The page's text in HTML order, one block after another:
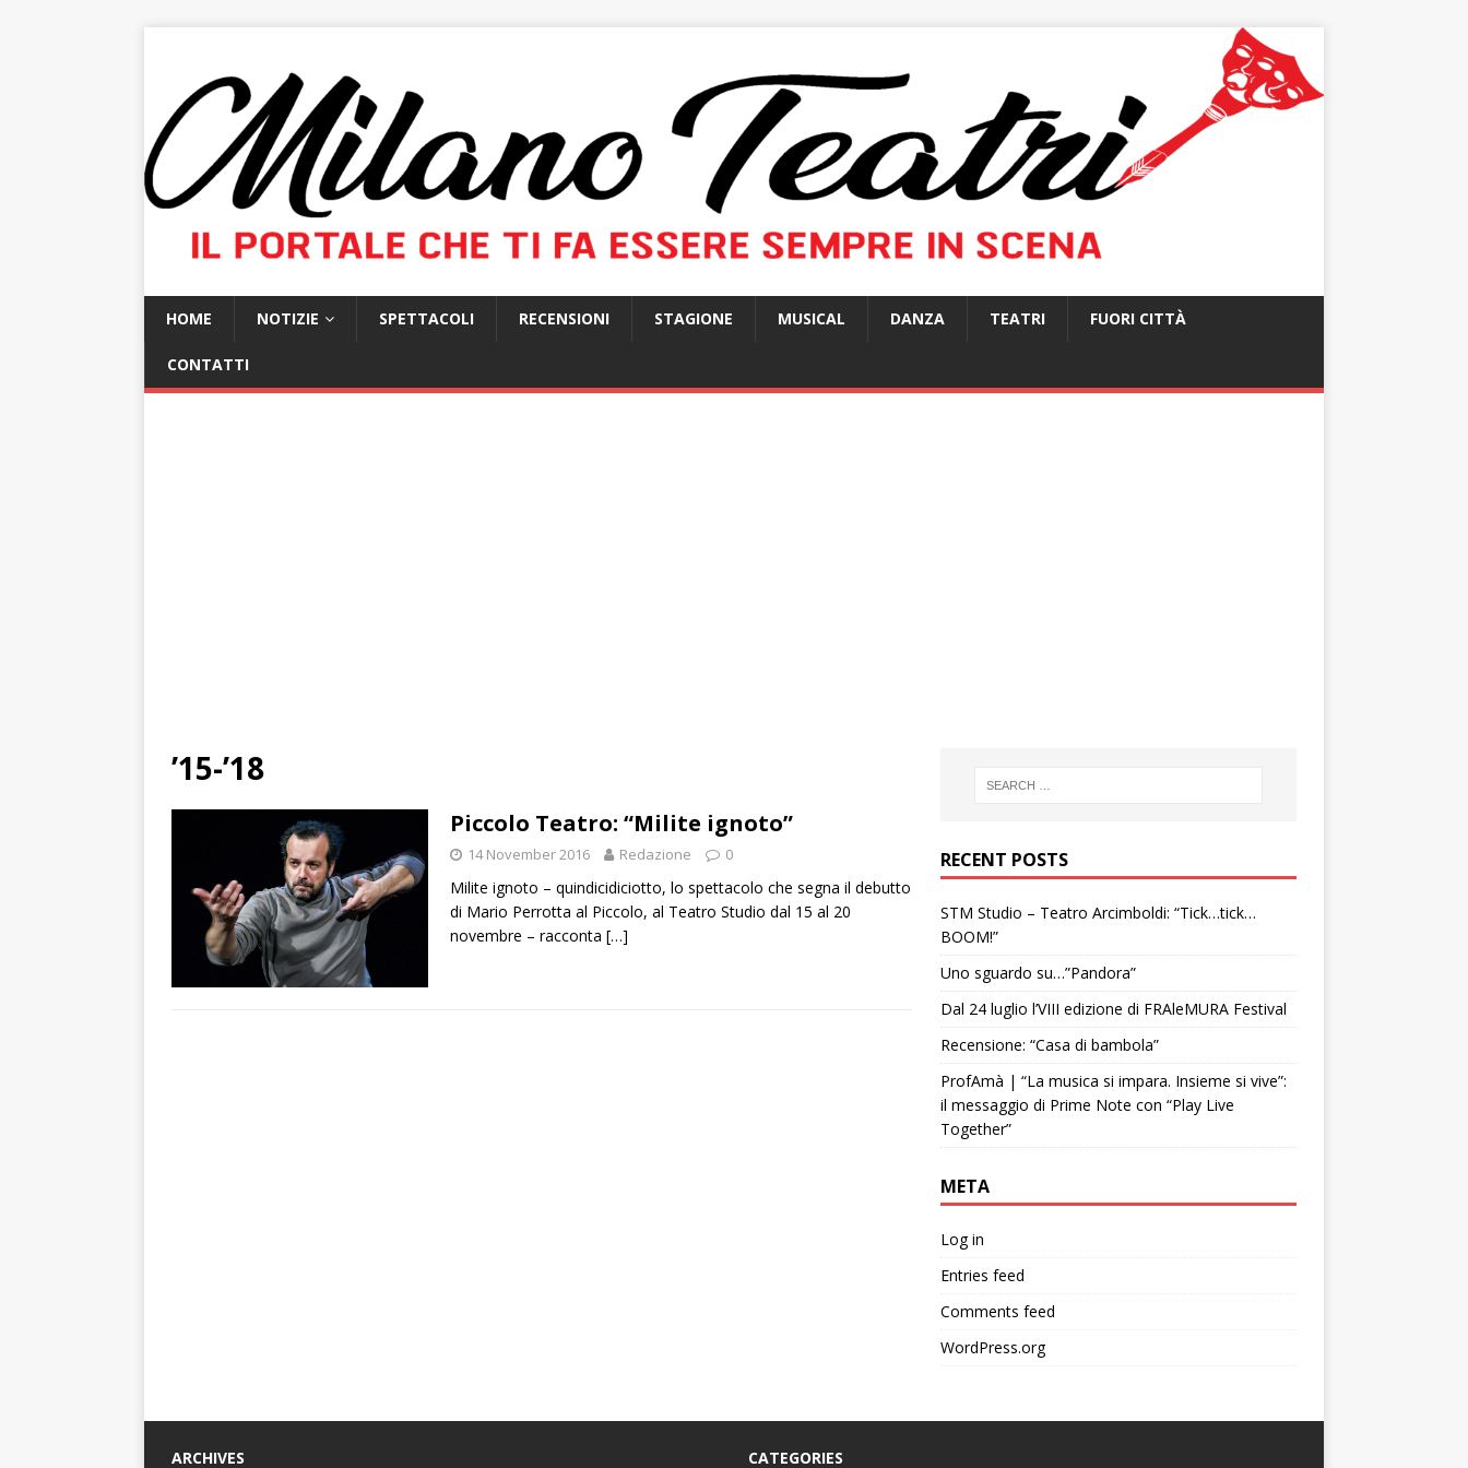
HOME NOTIZIE SPETTACOLI RECENSIONI STAGIONE MUSICAL DANZA TEATRI FUORI CITTÀ
CONTATTI
’15-’18
Piccolo Teatro: “Milite ignoto”
14 November 2016 Redazione 0
Milite ignoto – quindicidiciotto, lo spettacolo che segna il debutto
di Mario Perrotta al Piccolo, al Teatro Studio dal 15 al 20
novembre – racconta […]
RECENT POSTS
STM Studio – Teatro Arcimboldi: “Tick…tick…
BOOM!”
Uno sguardo su…”Pandora”
Dal 24 luglio l’VIII edizione di FRAleMURA Festival
Recensione: “Casa di bambola”
ProfAmà | “La musica si impara. Insieme si vive”:
il messaggio di Prime Note con “Play Live
Together”
META
Log in
Entries feed
Comments feed
WordPress.org
ARCHIVES CATEGORIES